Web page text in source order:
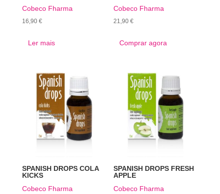
Cobeco Fharma
16,90 €
Ler mais
Cobeco Fharma
21,90€
Comprar agora
SPANISH DROPS COLA
KICKS
Cobeco Fharma
SPANISH DROPS FRESH
APPLE
Cobeco Fharma